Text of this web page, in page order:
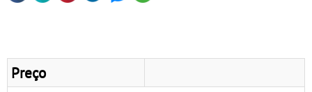
Preço